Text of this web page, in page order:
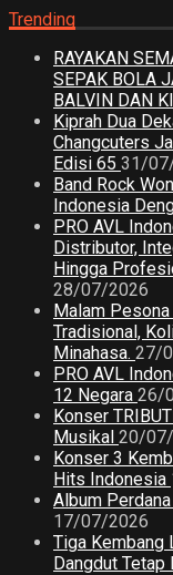
Trending
RAYAKAN
SEPAK BOLA
BALVIN DAN
Kiprah Dua
Changcuters
Edisi 65 31/
Band Rock
Indonesia
PRO AVL
Distributor,
Hingga
28/07/2026
Malam
Tradisional,
Minahasa. 27/
PRO AVL
12 Negara 26/
Konser
Musikal 20/
Konser 3
Hits Indonesia
Album
17/07/2026
Tiga Kembang
Dangdut